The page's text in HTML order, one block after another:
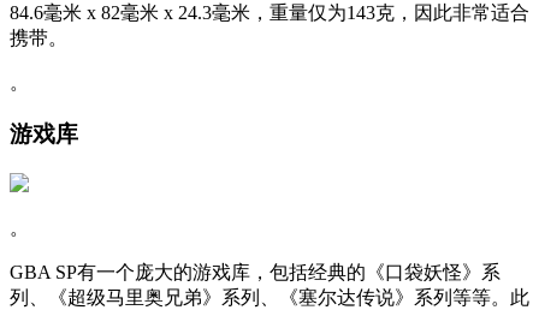
84.6毫米 x 82毫米 x 24.3毫米，重量仅为143克，因此非常适合
携带。
。
游戏库
。
GBA SP有一个庞大的游戏库，包括经典的《口袋妖怪》系
列、《超级马里奥兄弟》系列、《塞尔达传说》系列等等。此